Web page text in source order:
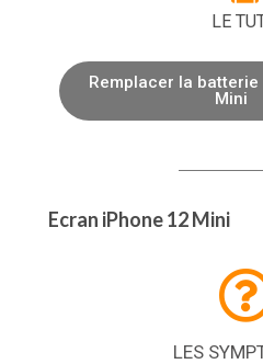
LE
Remplacer la batterie
Mini
Ecran iPhone 12 Mini
LES